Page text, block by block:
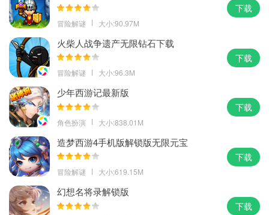
冒险解谜 大小:90.97M
下载
火柴人战争遗产无限钻石下载
冒险解谜 大小:96.3M
下载
少年西游记最新版
角色扮演 大小:838.01M
下载
造梦西游4手机版解锁版无限元宝
冒险解谜 大小:619.15M
下载
幻想名将录解锁版
下载